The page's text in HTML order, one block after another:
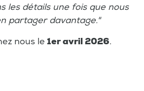
les détails une fois que nous
partager davantage."
nous le 1er avril 2026.